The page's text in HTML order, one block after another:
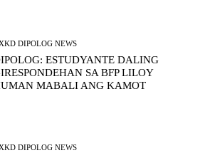
DIPOLOG NEWS
ESTUDYANTE DALING
SA BFP LILOY
MABALI ANG KAMOT
DIPOLOG NEWS